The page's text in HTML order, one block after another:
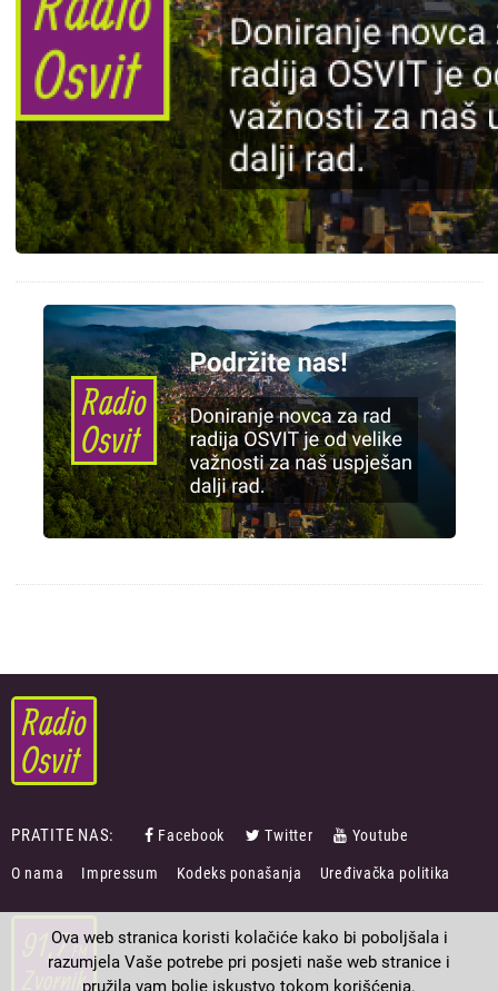
PRATITE NAS: Facebook Twitter Youtube
FOOTER
MENU
O nama Impressum Kodeks ponašanja Uređivačka politika
Ova web stranica koristi kolačiće kako bi poboljšala i
razumjela Vaše potrebe pri posjeti naše web stranice i
pružila vam bolje iskustvo tokom korišćenja.